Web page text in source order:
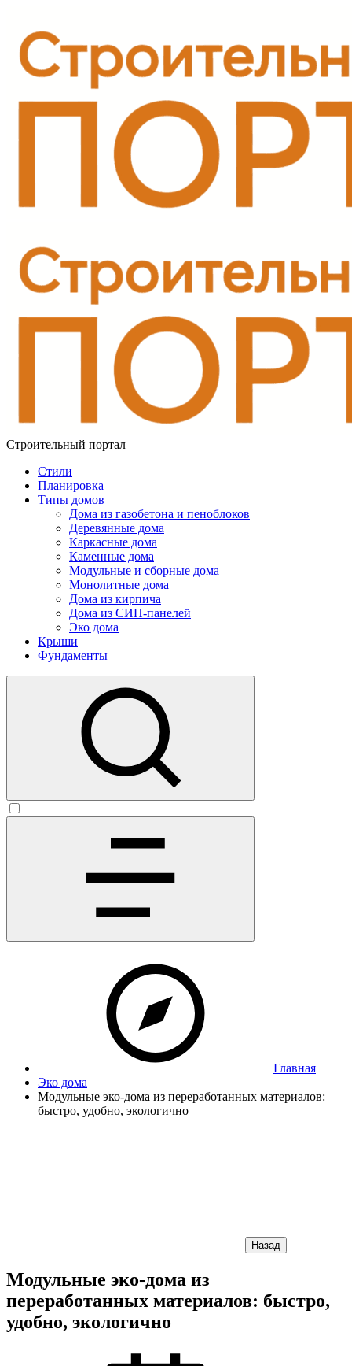
Строительный портал
Стили
Планировка
Типы домов
Дома из газобетона и пеноблоков
Деревянные дома
Каркасные дома
Каменные дома
Модульные и сборные дома
Монолитные дома
Дома из кирпича
Дома из СИП-панелей
Эко дома
Крыши
Фундаменты
Главная
Эко дома
Модульные эко-дома из переработанных материалов:
быстро, удобно, экологично
Назад
Модульные эко-дома из
переработанных материалов: быстро,
удобно, экологично